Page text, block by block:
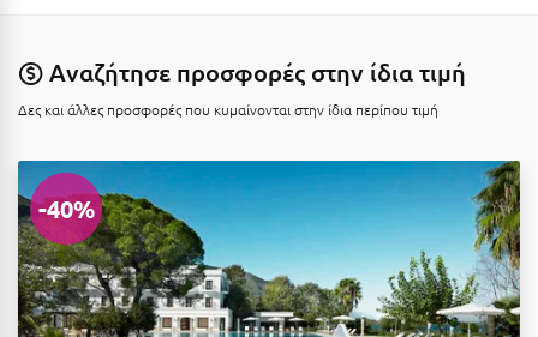
Κάρυστος
Κάσος
Κασσάνδρα
Καστοριά
Αναζήτησε προσφορές στην ίδια τιμή
Δες και άλλες προσφορές που κυμαίνονται στην ίδια περίπου τιμή
-40%